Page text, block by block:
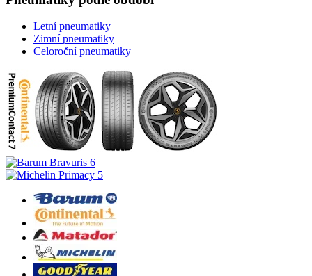
Letní pneumatiky
Zimní pneumatiky
Celoroční pneumatiky